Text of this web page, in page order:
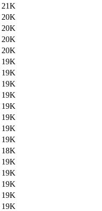
21K
20K
20K
20K
20K
19K
19K
19K
19K
19K
19K
19K
19K
18K
19K
19K
19K
19K
19K